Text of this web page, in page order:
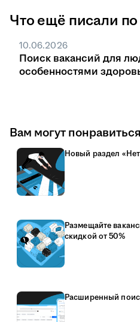
Что ещё писали
10.06.2026
Поиск вакансий для
особенностями
Вам могут
Новый раздел
Размещайте
скидкой от 50%
Расширенный